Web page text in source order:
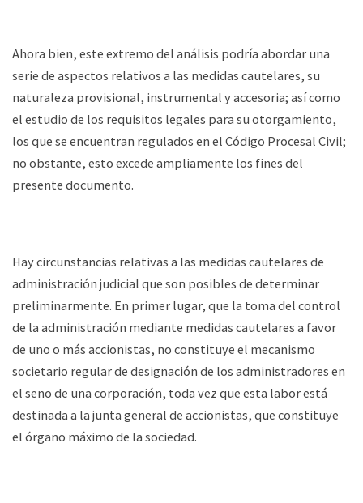
Ahora bien, este extremo del análisis podría abordar una
serie de aspectos relativos a las medidas cautelares, su
naturaleza provisional, instrumental y accesoria; así como
el estudio de los requisitos legales para su otorgamiento,
los que se encuentran regulados en el Código Procesal Civil;
no obstante, esto excede ampliamente los fines del
presente documento.
Hay circunstancias relativas a las medidas cautelares de
administración judicial que son posibles de determinar
preliminarmente. En primer lugar, que la toma del control
de la administración mediante medidas cautelares a favor
de uno o más accionistas, no constituye el mecanismo
societario regular de designación de los administradores en
el seno de una corporación, toda vez que esta labor está
destinada a la junta general de accionistas, que constituye
el órgano máximo de la sociedad.